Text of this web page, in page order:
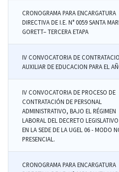
CRONOGRAMA PARA ENCARGATURA
DIRECTIVA DE I.E. N° 0059 SANTA
GORETT– TERCERA ETAPA
IV CONVOCATORIA DE
AUXILIAR DE EDUCACION PARA EL
IV CONVOCATORIA DE PROCESO DE
CONTRATACIÓN DE PERSONAL
ADMINISTRATIVO, BAJO EL RÉGIMEN
LABORAL DEL DECRETO
EN LA SEDE DE LA UGEL 06 - MODO
PRESENCIAL.
CRONOGRAMA PARA ENCARGATURA